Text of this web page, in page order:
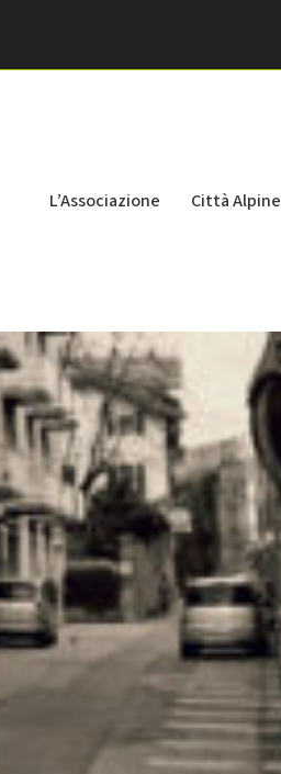
L’Associazione Città Alpine